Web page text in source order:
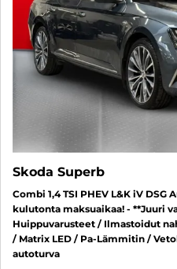
Skoda Superb
Combi 1,4 TSI PHEV L&K iV
kulutonta maksuaikaa! - **Juuri
Huippuvarusteet / Ilmastoidut
/ Matrix LED / Pa-Lämmitin /
autoturva